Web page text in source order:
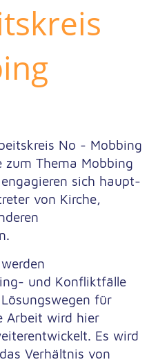
No - Mobbing
zum Thema Mobbing
sich haupt-
von Kirche,
und Konfliktfälle
für
Arbeit wird hier
Es wird
Verhältnis von